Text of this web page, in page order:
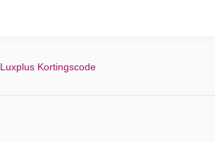
Luxplus Kortingscode